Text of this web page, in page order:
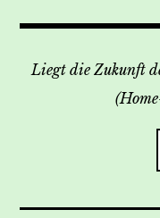
Liegt die Zukunft